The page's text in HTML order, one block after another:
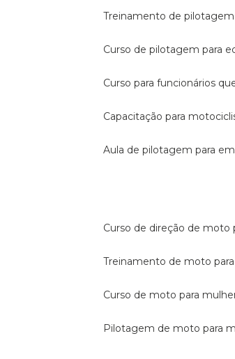
treinamento de
curso de pilotagem para
curso para funcionários
capacitação para
aula de pilotagem para
curso de direção de moto
treinamento de moto
curso de moto para
pilotagem de moto para